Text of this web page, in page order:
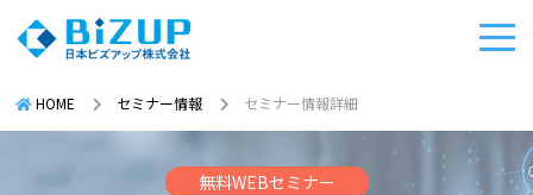
HOME セミナー情報 セミナー情報詳細
無料WEBセミナー